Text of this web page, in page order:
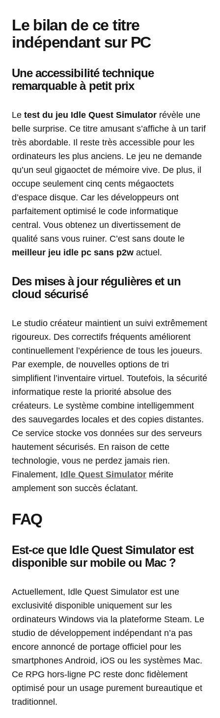
Le bilan de ce titre
indépendant sur PC
Une accessibilité technique
remarquable à petit prix
Le test du jeu Idle Quest Simulator révèle une
belle surprise. Ce titre amusant s’affiche à un tarif
très abordable. Il reste très accessible pour les
ordinateurs les plus anciens. Le jeu ne demande
qu’un seul gigaoctet de mémoire vive. De plus, il
occupe seulement cinq cents mégaoctets
d’espace disque. Car les développeurs ont
parfaitement optimisé le code informatique
central. Vous obtenez un divertissement de
qualité sans vous ruiner. C’est sans doute le
meilleur jeu idle pc sans p2w actuel.
Des mises à jour régulières et un
cloud sécurisé
Le studio créateur maintient un suivi extrêmement
rigoureux. Des correctifs fréquents améliorent
continuellement l’expérience de tous les joueurs.
Par exemple, de nouvelles options de tri
simplifient l’inventaire virtuel. Toutefois, la sécurité
informatique reste la priorité absolue des
créateurs. Le système combine intelligemment
des sauvegardes locales et des copies distantes.
Ce service stocke vos données sur des serveurs
hautement sécurisés. En raison de cette
technologie, vous ne perdez jamais rien.
Finalement, Idle Quest Simulator mérite
amplement son succès éclatant.
FAQ
Est-ce que Idle Quest Simulator est
disponible sur mobile ou Mac ?
Actuellement, Idle Quest Simulator est une
exclusivité disponible uniquement sur les
ordinateurs Windows via la plateforme Steam. Le
studio de développement indépendant n’a pas
encore annoncé de portage officiel pour les
smartphones Android, iOS ou les systèmes Mac.
Ce RPG hors-ligne PC reste donc fidèlement
optimisé pour un usage purement bureautique et
traditionnel.